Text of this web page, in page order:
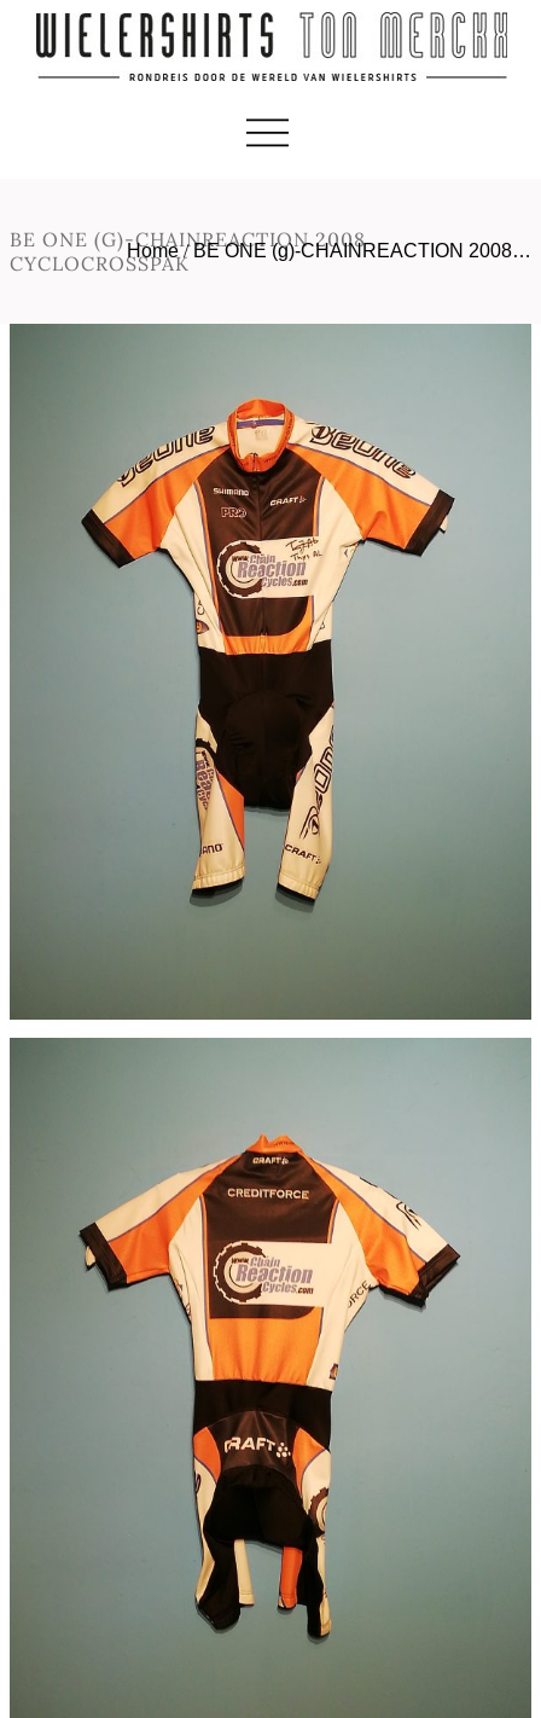
BE ONE (G)-CHAINREACTION 2008
CYCLOCROSSPAK
Home/ BE ONE (g)-CHAINREACTION 2008…